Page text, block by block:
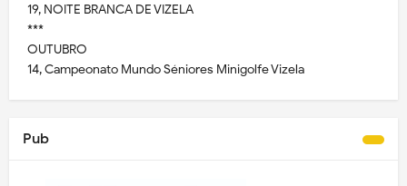
19, NOITE BRANCA DE VIZELA
***
OUTUBRO
14, Campeonato Mundo Séniores Minigolfe Vizela
Pub